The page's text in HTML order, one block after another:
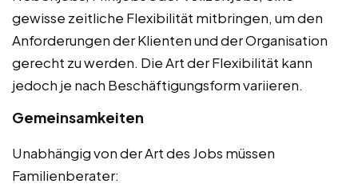
gewisse zeitliche Flexibilität mitbringen, um den
Anforderungen der Klienten und der Organisation
gerecht zu werden. Die Art der Flexibilität kann
jedoch je nach Beschäftigungsform variieren.
Gemeinsamkeiten
Unabhängig von der Art des Jobs müssen
Familienberater: